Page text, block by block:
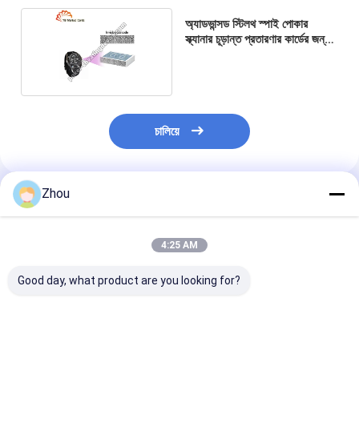
অ্যাডভান্সড স্টিলথ স্পাই পোকার
স্ক্যানার চূড়ান্ত প্রতারণার কার্ডের জন্য
চালিয়ে
প্রস্তাবিত পণ্য
Zhou
4:25 AM
Good day, what product are you looking for?